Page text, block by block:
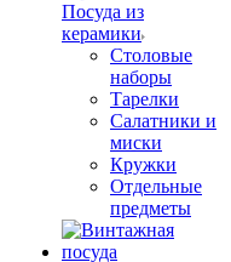
Посуда из
керамики
Столовые
наборы
Тарелки
Салатники и
миски
Кружки
Отдельные
предметы